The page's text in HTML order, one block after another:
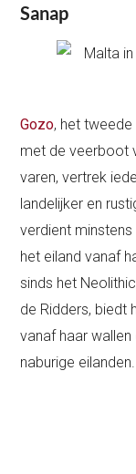
Sanap
Gozo, het
met de veerboot
varen, vertrek
landelijker en
verdient
het eiland vanaf
sinds het
de Ridders, biedt
vanaf haar
naburige eilanden.